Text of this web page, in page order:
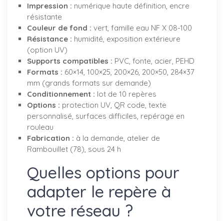
Impression : numérique haute définition, encre
résistante
Couleur de fond : vert, famille eau NF X 08-100
Résistance : humidité, exposition extérieure
(option UV)
Supports compatibles : PVC, fonte, acier, PEHD
Formats : 60×14, 100×25, 200×26, 200×50, 284×37
mm (grands formats sur demande)
Conditionnement : lot de 10 repères
Options : protection UV, QR code, texte
personnalisé, surfaces difficiles, repérage en
rouleau
Fabrication : à la demande, atelier de
Rambouillet (78), sous 24 h
Quelles options pour
adapter le repère à
votre réseau ?